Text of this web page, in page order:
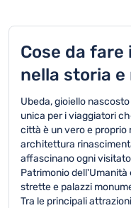
Cose da fare
nella storia
Ubeda, gioiello
unica per i viaggiatori
città è un vero e proprio
architettura
affascinano ogni
Patrimonio dell'Umanità
strette e palazzi
Tra le principali